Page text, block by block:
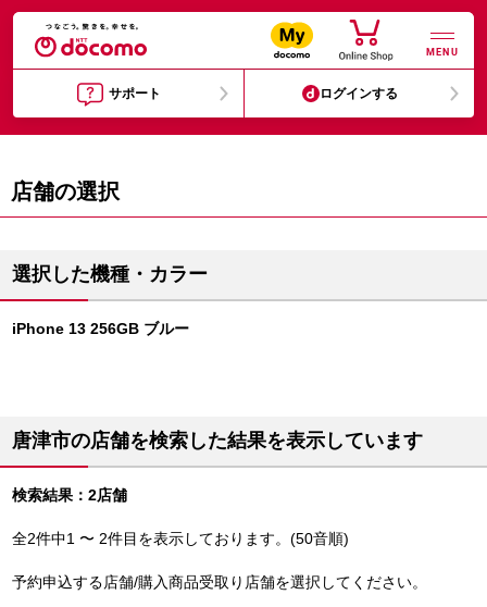
MENU
サポート ログインする
店舗の選択
選択した機種・カラー
iPhone 13 256GB ブルー
唐津市の店舗を検索した結果を表示しています
検索結果：2店舗
全2件中1 〜 2件目を表示しております。(50音順)
予約申込する店舗/購入商品受取り店舗を選択してください。